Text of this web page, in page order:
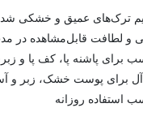
ترک‌های عمیق و خشکی
و لطافت قابل‌مشاهده در
برای پاشنه پا، کف پا و
برای پوست خشک، زبر و
استفاده روزانه